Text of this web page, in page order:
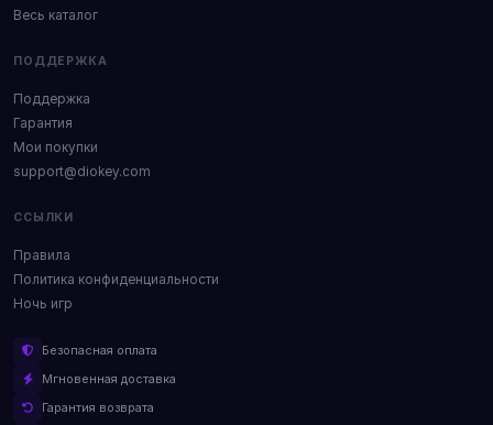
Весь каталог
ПОДДЕРЖКА
Поддержка
Гарантия
Мои покупки
support@diokey.com
ССЫЛКИ
Правила
Политика конфиденциальности
Ночь игр
Безопасная оплата
Мгновенная доставка
Гарантия возврата